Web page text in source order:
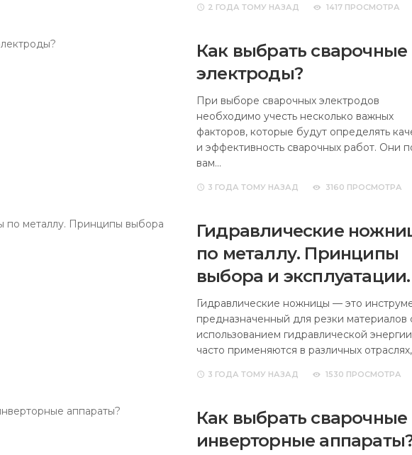
2 ГОДА ТОМУ НАЗАД 1417 ПРОСМОТРА
Как выбрать сварочные
электроды?
При выборе сварочных электродов
необходимо учесть несколько важных
факторов, которые будут определять
и эффективность сварочных работ. Они
вам…
3 ГОДА ТОМУ НАЗАД 3160 ПРОСМОТРА
Гидравлические
по металлу. Принципы
выбора и эксплуатации.
Гидравлические ножницы — это
предназначенный для резки материалов
использованием гидравлической
часто применяются в различных
3 ГОДА ТОМУ НАЗАД 1530 ПРОСМОТРА
Как выбрать сварочные
инверторные